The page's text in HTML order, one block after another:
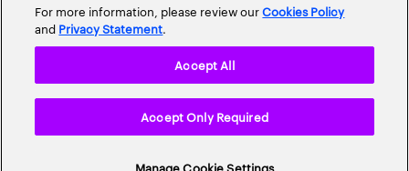
Terms & Conditions
Site Map
For more information, please review ourCookies Policy
and Privacy Statement.
Manage Cookie Settings
Accept Only Required
Accept All